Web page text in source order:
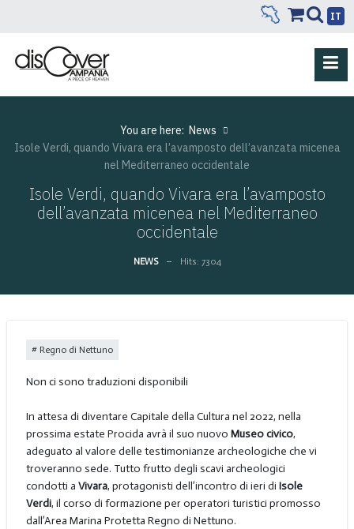
IT
You are here: News
Isole Verdi, quando Vivara era l’avamposto dell’avanzata micenea
nel Mediterraneo occidentale
Isole Verdi, quando Vivara era l’avamposto
dell’avanzata micenea nel Mediterraneo
occidentale
NEWS Hits: 7304
Regno di Nettuno
Non ci sono traduzioni disponibili
In attesa di diventare Capitale della Cultura nel 2022, nella
prossima estate Procida avrà il suo nuovo Museo civico,
adeguato al valore delle testimonianze archeologiche che vi
troveranno sede. Tutto frutto degli scavi archeologici
condotti a Vivara, protagonisti dell’incontro di ieri di Isole
Verdi, il corso di formazione per operatori turistici promosso
dall’Area Marina Protetta Regno di Nettuno.